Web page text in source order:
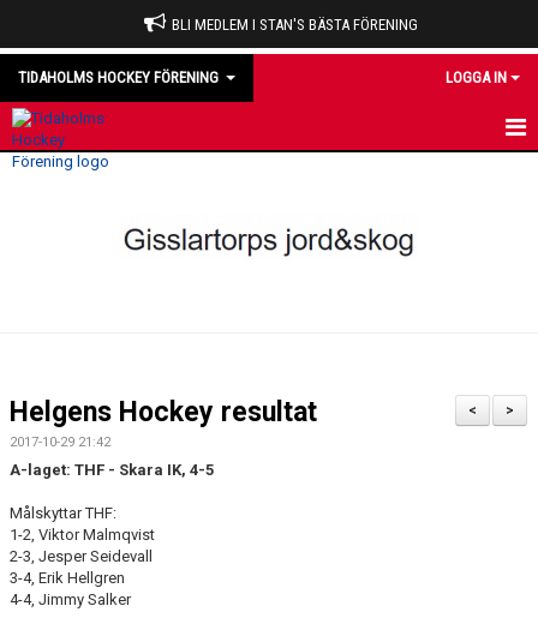
BLI MEDLEM I STAN'S BÄSTA FÖRENING
TIDAHOLMS HOCKEY FÖRENING LOGGA IN
MATCHER
MEDLEM
KIOSKEN
>
<
Helgens Hockey resultat
2017-10-29 21:42
A-laget: THF - Skara IK, 4-5
Målskyttar THF:
1-2, Viktor Malmqvist
2-3, Jesper Seidevall
3-4, Erik Hellgren
4-4, Jimmy Salker